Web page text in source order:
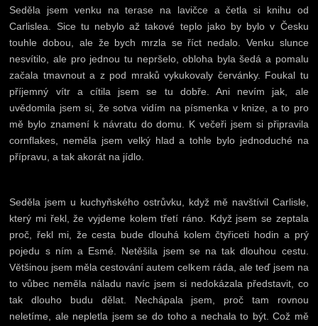
Seděla jsem venku na terase na lavičce a četla si knihu od
Carlislea. Sice tu nebylo až takové teplo jako by bylo v Česku
touhle dobou, ale že bych mrzla se říct nedalo. Venku slunce
nesvítilo, ale pro jednou tu nepršelo, obloha byla šedá a pomalu
začala tmavnout a z pod mraků vykukovaly červánky. Foukal tu
příjemný vítr a cítila jsem se tu dobře. Ani nevím jak, ale
uvědomila jsem si, že sotva vidím na písmenka v knize, a to pro
mě bylo znamení k návratu do domu. K večeři jsem si připravila
cornflakes, neměla jsem velký hlad a tohle bylo jednoduché na
přípravu, a tak akorát na jídlo.
Seděla jsem u kuchyňského ostrůvku, když mě navštívil Carlisle,
který mi řekl, že vyjdeme kolem třetí ráno. Když jsem se zeptala
proč, řekl mi, že cesta bude dlouhá kolem čtyřiceti hodin a prý
pojedu s ním a Esmé. Netěšila jsem se na tak dlouhou cestu.
Většinou jsem měla cestování autem celkem ráda, ale teď jsem na
to vůbec neměla náladu navíc jsem si nedokázala představit, co
tak dlouho budu dělat. Nechápala jsem, proč tam rovnou
neletíme, ale nepletla jsem se do toho a nechala to být. Což mě